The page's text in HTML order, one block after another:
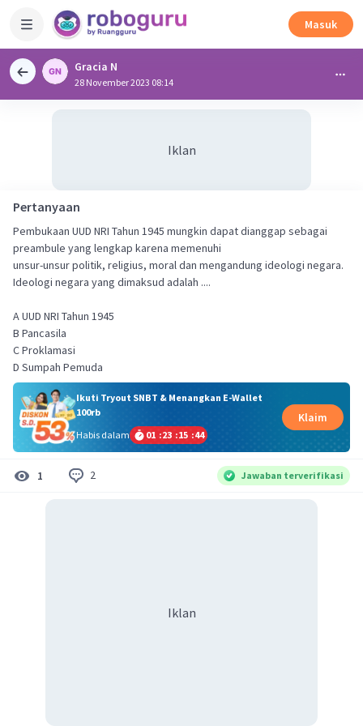
Masuk
Gracia N
28 November 2023 08:14
Iklan
Pertanyaan
Pembukaan UUD NRI Tahun 1945 mungkin dapat dianggap sebagai
preambule yang lengkap karena memenuhi
unsur-unsur politik, religius, moral dan mengandung ideologi negara.
Ideologi negara yang dimaksud adalah ....
A UUD NRI Tahun 1945
B Pancasila
C Proklamasi
D Sumpah Pemuda
Ikuti Tryout SNBT & Menangkan E-Wallet
100rb
Habis dalam
01 :23 :15 :43
Klaim
1 2 Jawaban terverifikasi
Iklan